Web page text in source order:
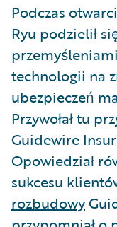
Podczas
Ryu podzielił
technologii na
ubezpieczeń
Przywołał tu
Guidewire
Opowiedział
sukcesu
rozbudowy